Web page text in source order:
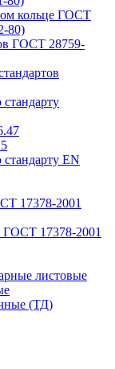
кольце ГОСТ
80)
ГОСТ 28759-
EN
17378-2001
ГОСТ 17378-2001
листовые
(ТД)